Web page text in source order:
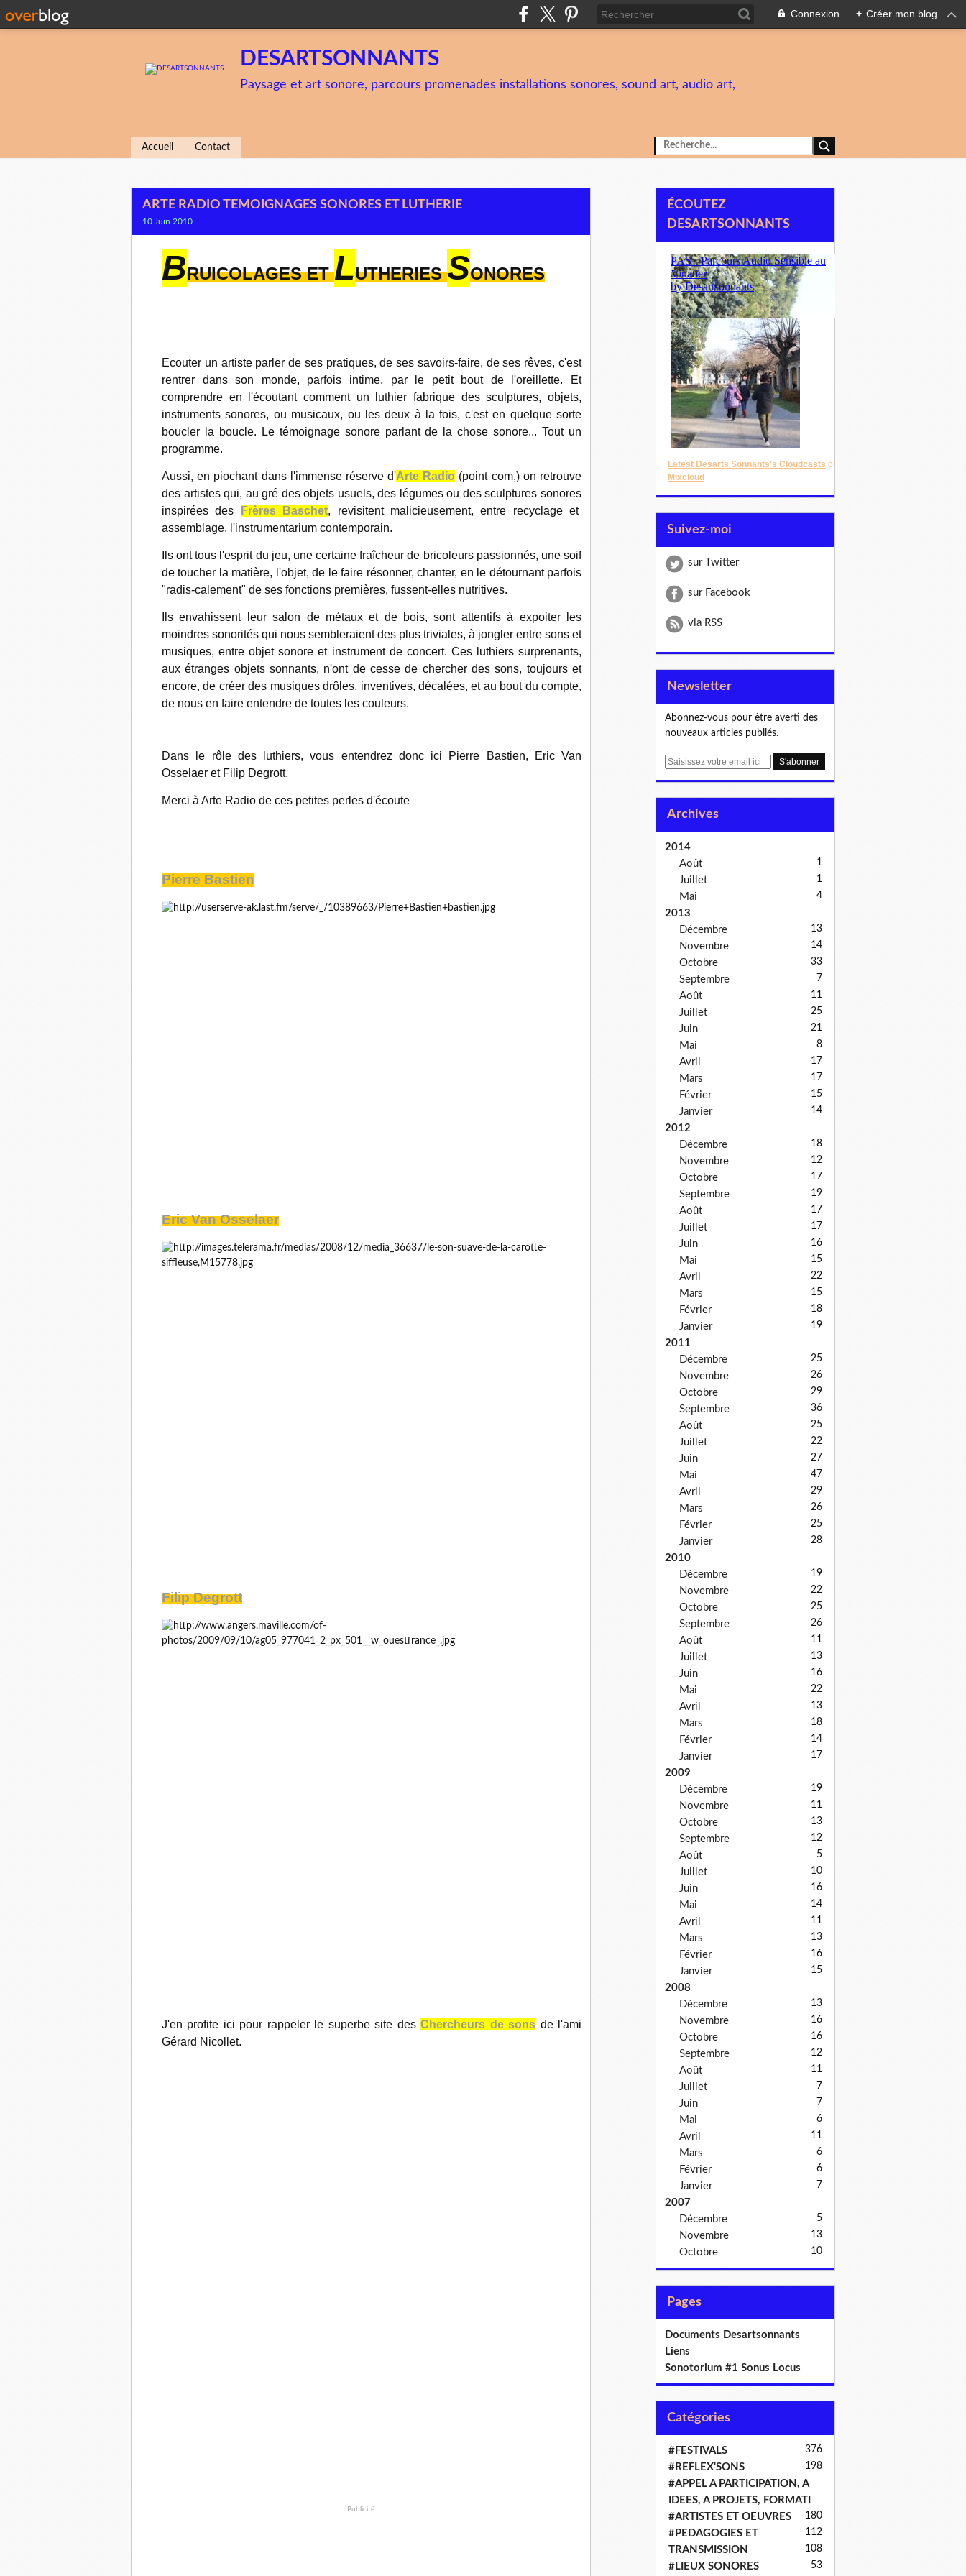
Connexion + Créer mon blog
DESARTSONNANTS
Paysage et art sonore, parcours promenades installations sonores, sound art, audio art,
Accueil Contact
ARTE RADIO TEMOIGNAGES SONORES ET LUTHERIE
10 Juin 2010
BRUICOLAGES ETLUTHERIESSONORES
Ecouter un artiste parler de ses pratiques, de ses savoirs-faire, de ses rêves, c'est
rentrer dans son monde, parfois intime, par le petit bout de l'oreillette. Et
comprendre en l'écoutant comment un luthier fabrique des sculptures, objets,
instruments sonores, ou musicaux, ou les deux à la fois, c'est en quelque sorte
boucler la boucle. Le témoignage sonore parlant de la chose sonore... Tout un
programme.
Aussi, en piochant dans l'immense réserve d'Arte Radio (point com,) on retrouve
des artistes qui, au gré des objets usuels, des légumes ou des sculptures sonores
inspirées des
Frères Baschet, revisitent malicieusement, entre recyclage et
assemblage, l'instrumentarium contemporain.
Ils ont tous l'esprit du jeu, une certaine fraîcheur de bricoleurs passionnés, une soif
de toucher la matière, l'objet, de le faire résonner, chanter, en le détournant parfois
"radis-calement" de ses fonctions premières, fussent-elles nutritives.
Ils envahissent leur salon de métaux et de bois, sont attentifs à expoiter les
moindres sonorités qui nous sembleraient des plus triviales, à jongler entre sons et
musiques, entre objet sonore et instrument de concert. Ces luthiers surprenants,
aux étranges objets sonnants, n'ont de cesse de chercher des sons, toujours et
encore, de créer des musiques drôles, inventives, décalées, et au bout du compte,
de nous en faire entendre de toutes les couleurs.
Dans le rôle des luthiers, vous entendrez donc ici Pierre Bastien, Eric Van
Osselaer et Filip Degrott.
Merci à Arte Radio de ces petites perles d'écoute
Pierre Bastien
Eric Van Osselaer
Filip Degrott
J'en profite ici pour rappeler le superbe site desChercheurs de sons de l'ami
Gérard Nicollet.
Publicité
ÉCOUTEZ
DESARTSONNANTS
Latest Desarts Sonnants's Cloudcasts on
Mixcloud
Suivez-moi
sur Twitter
sur Facebook
via RSS
Newsletter
Abonnez-vous pour être averti des
nouveaux articles publiés.
E
Archives
2014
Août
1
Juillet 1
Mai 4
2013
Décembre
13
Novembre 14
Octobre 33
Septembre 7
Août 11
Juillet 25
Juin 21
Mai 8
Avril 17
Mars 17
Février 15
Janvier 14
2012
Décembre
18
Novembre 12
Octobre 17
Septembre 19
Août 17
Juillet 17
Juin 16
Mai 15
Avril 22
Mars 15
Février 18
Janvier 19
2011
Décembre
25
Novembre 26
Octobre 29
Septembre 36
Août 25
Juillet 22
Juin 27
Mai 47
Avril 29
Mars 26
Février 25
Janvier 28
2010
Décembre
19
Novembre 22
Octobre 25
Septembre 26
Août 11
Juillet 13
Juin 16
Mai 22
Avril 13
Mars 18
Février 14
Janvier 17
2009
Décembre
19
Novembre 11
Octobre 13
Septembre 12
Août 5
Juillet 10
Juin 16
Mai 14
Avril 11
Mars 13
Février 16
Janvier 15
2008
Décembre
13
Novembre 16
Octobre 16
Septembre 12
Août 11
Juillet 7
Juin 7
Mai 6
Avril 11
Mars 6
Février 6
Janvier 7
2007
Décembre
5
Novembre 13
Octobre 10
Pages
Documents Desartsonnants
Liens
Sonotorium #1 Sonus Locus
Catégories
#FESTIVALS 376
#REFLEX'SONS 198
#APPEL A PARTICIPATION, A
IDEES, A PROJETS, FORMATI
180
#ARTISTES ET OEUVRES
112
#PEDAGOGIES ET
TRANSMISSION
108
#LIEUX SONORES 53